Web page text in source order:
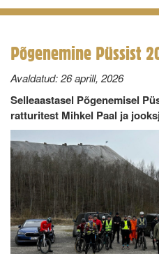
Põgenemine Püssist
Avaldatud:26 aprill, 2026
Selleaastasel Põgenemisel
ratturitest Mihkel Paal ja